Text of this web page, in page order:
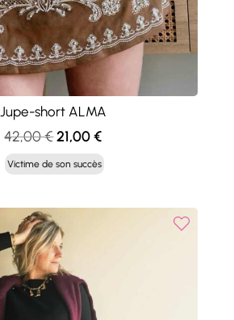
Jupe-short ALMA
42,00€Le
prix
initial
42,00 €.
21,00€Le
prix
actuel
Victime de son succès